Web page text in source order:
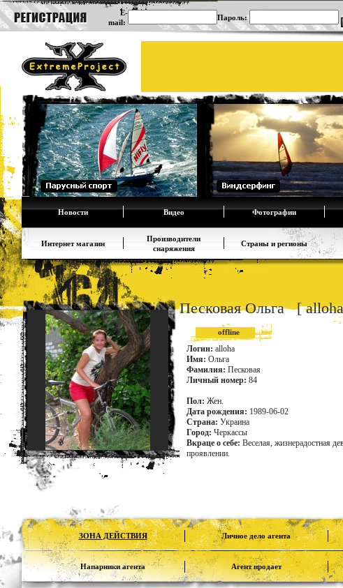
E-
mail:
Пароль:
Новости Видео Фотографии
Интернет магазин
Производители
снаряжения
Страны и регионы
Песковая Ольга [
offline
Логин: alloha
Имя: Ольга
Фамилия: Песковая
Личный номер: 84
Пол: Жен.
Дата рождения: 1989-06-02
Страна: Украина
Город: Черкассы
Вкраце о себе: Веселая, жизнерадостная
проявлении.
ЗОНА ДЕЙСТВИЯ Личное дело агента
Напарники агента Агент продает